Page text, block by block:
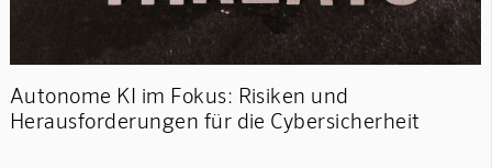
Autonome KI im Fokus: Risiken und
Herausforderungen für die Cybersicherheit